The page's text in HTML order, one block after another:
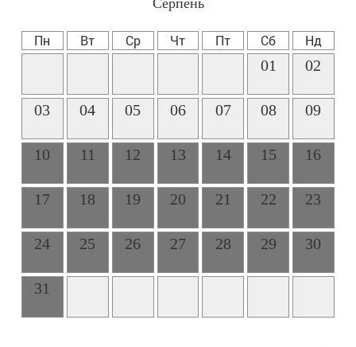
Пн Вт Ср Чт Пт Сб Нд
01 02
03 04 05 06 07 08 09
10 11 12 13 14 15 16
17 18 19 20 21 22 23
24 25 26 27 28 29 30
31